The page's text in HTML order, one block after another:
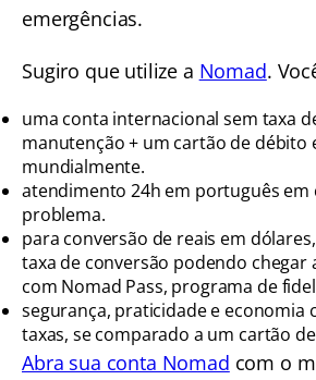
emergências.
Sugiro que utilize a Nomad.
uma conta internacional sem taxa
manutenção + um cartão de débito
mundialmente.
atendimento 24h em português em
problema.
para conversão de reais em
taxa de conversão podendo chegar
com Nomad Pass, programa de
segurança, praticidade e economia
taxas, se comparado a um cartão
Abra sua conta Nomad com o